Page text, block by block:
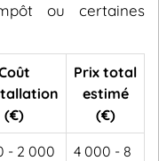
ou certaines
(€)
Prix total
estimé
(€)
- 2 000
4 000 - 8